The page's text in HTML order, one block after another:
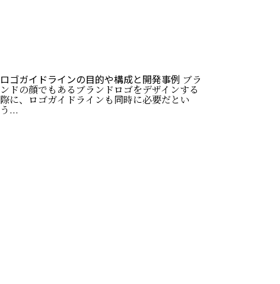
ロゴガイドラインの目的や構成と開発事例 ブラ
ンドの顔でもあるブランドロゴをデザインする
際に、ロゴガイドラインも同時に必要だとい
う...